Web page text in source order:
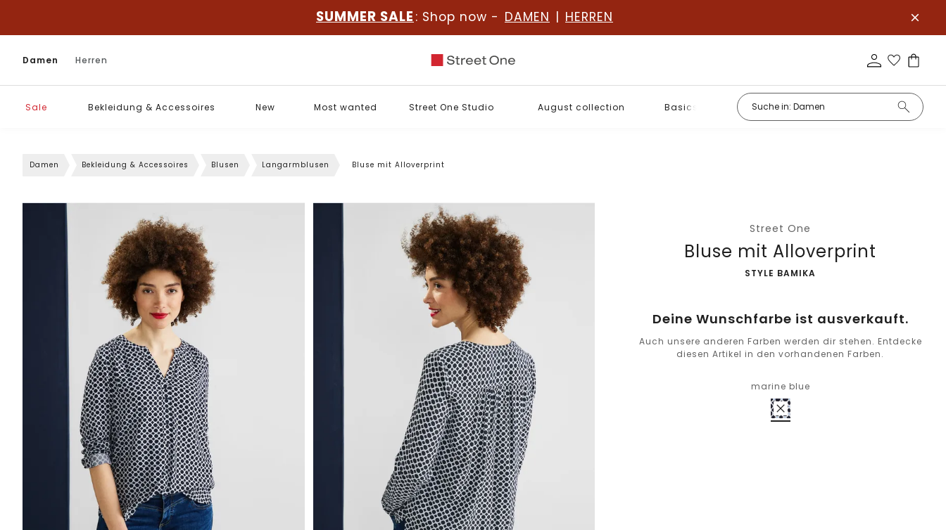
SUMMER SALE : Shop now - DAMEN | HERREN
Damen Herren
Sale Bekleidung & Accessoires New Most wanted Street One Studio August collection Basics
Damen Bekleidung & Accessoires Blusen Langarmblusen Bluse mit Alloverprint
Street One
Bluse mit Alloverprint
-
STYLE BAMIKA
Deine Wunschfarbe ist ausverkauft.
Auch unsere anderen Farben werden dir stehen. Entdecke
diesen Artikel in den vorhandenen Farben.
marine blue